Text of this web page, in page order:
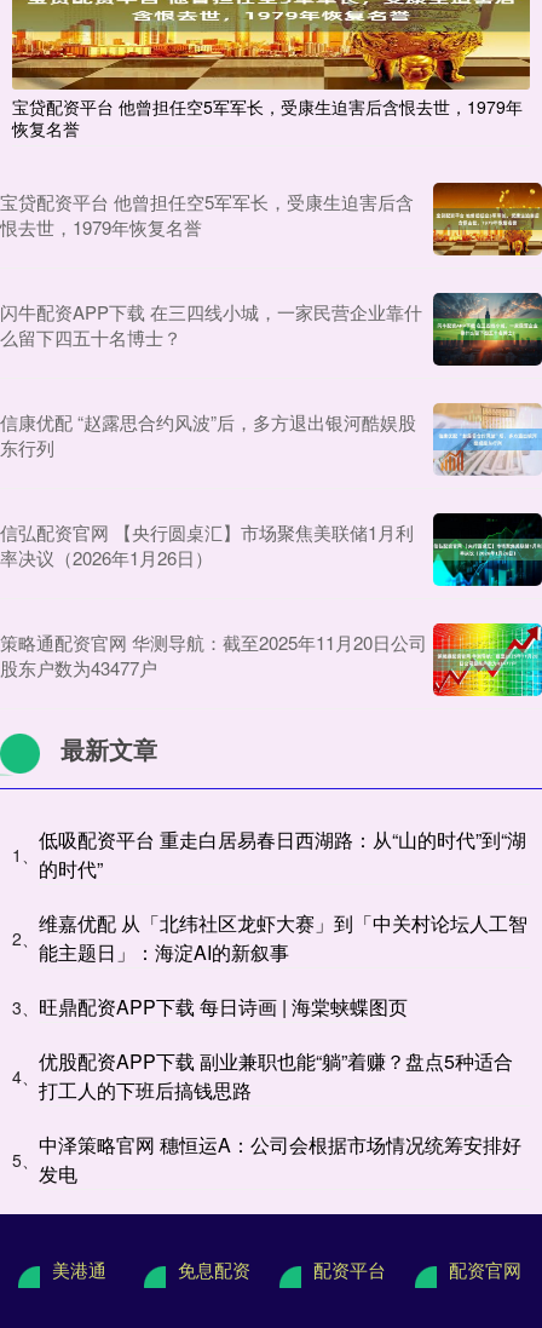
宝贷配资平台 他曾担任空5军军长，受康生迫害后含恨去世，1979年
恢复名誉
宝贷配资平台 他曾担任空5军军长，受康生迫害后含
恨去世，1979年恢复名誉
闪牛配资APP下载 在三四线小城，一家民营企业靠什
么留下四五十名博士？
信康优配 “赵露思合约风波”后，多方退出银河酷娱股
东行列
信弘配资官网 【央行圆桌汇】市场聚焦美联储1月利
率决议（2026年1月26日）
策略通配资官网 华测导航：截至2025年11月20日公司
股东户数为43477户
最新文章
1、
低吸配资平台 重走白居易春日西湖路：从“山的时代”到“湖
的时代”
2、
维嘉优配 从「北纬社区龙虾大赛」到「中关村论坛人工智
能主题日」：海淀AI的新叙事
3、 旺鼎配资APP下载 每日诗画 | 海棠蛱蝶图页
4、
优股配资APP下载 副业兼职也能“躺”着赚？盘点5种适合
打工人的下班后搞钱思路
5、
中泽策略官网 穗恒运A：公司会根据市场情况统筹安排好
发电
美港通 免息配资 配资平台 配资官网